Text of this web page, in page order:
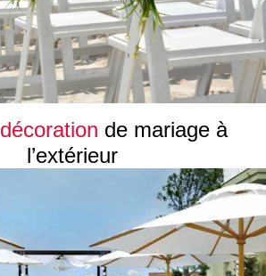
décoration de mariage à
l’extérieur